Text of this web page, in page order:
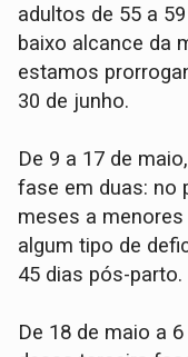
adultos de 55 a
baixo alcance da
estamos
30 de junho.
De 9 a 17 de
fase em duas: no
meses a
algum tipo de
45 dias pós-parto.
De 18 de maio a